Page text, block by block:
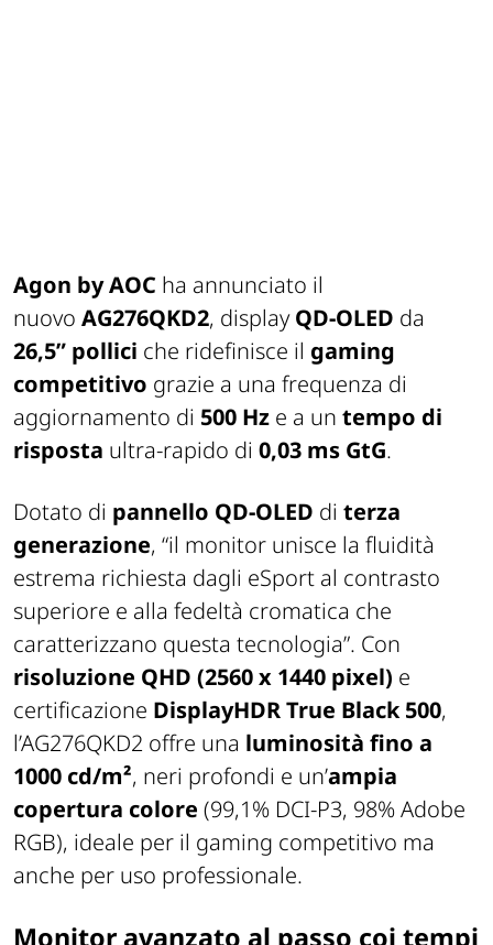
Agon by AOC ha annunciato il
nuovo AG276QKD2, displayQD-OLED da
26,5” pollici che ridefinisce il gaming
competitivo grazie a una frequenza di
aggiornamento di 500 Hz e a un tempo di
risposta ultra-rapido di 0,03 ms GtG.
Dotato di pannello QD-OLED di terza
generazione, “il monitor unisce la fluidità
estrema richiesta dagli eSport al contrasto
superiore e alla fedeltà cromatica che
caratterizzano questa tecnologia”. Con
risoluzione QHD (2560 x 1440 pixel) e
certificazione DisplayHDR True Black 500,
l’AG276QKD2 offre una luminosità fino a
1000 cd/m², neri profondi e un’ampia
copertura colore (99,1% DCI-P3, 98% Adobe
RGB), ideale per il gaming competitivo ma
anche per uso professionale.
Monitor avanzato al passo coi tempi